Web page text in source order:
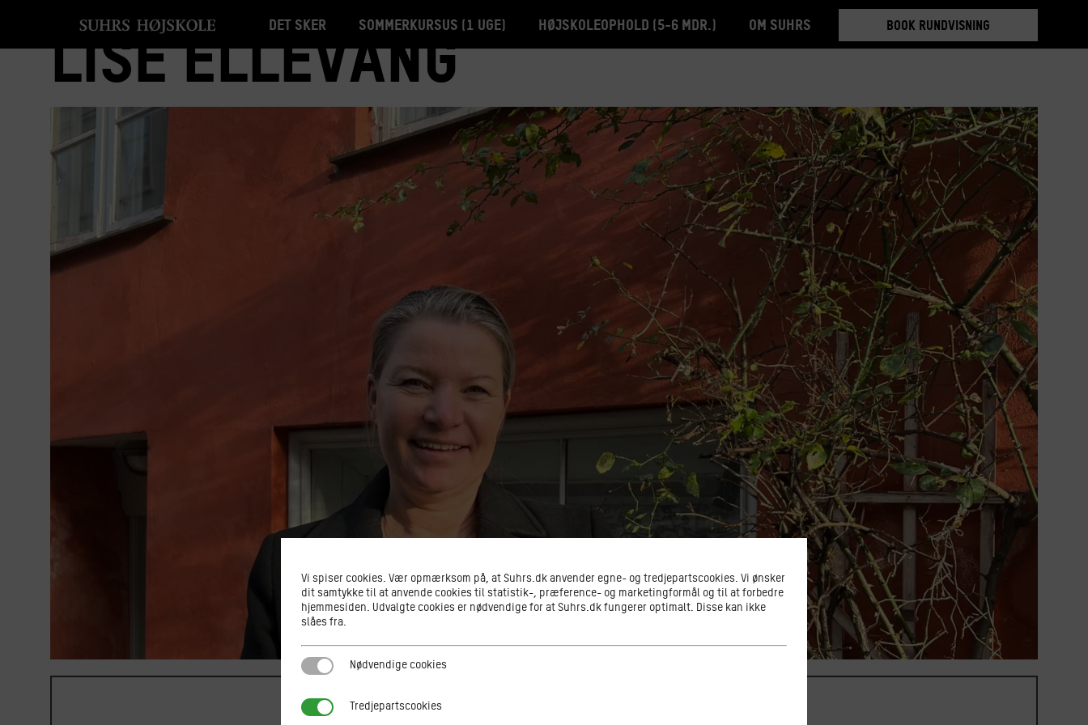
Det sker Sommerkursus (1 uge) Højskoleophold (5-6 mdr.) Om Suhrs
BOOK RUNDVISNING
TILMELD 5-6 MDR.
Lise Ellevang
Vi spiser cookies. Vær opmærksom på, at Suhrs.dk anvender egne- og tredjepartscookies. Vi ønsker
dit samtykke til at anvende cookies til statistik-, præference- og marketingformål og til at forbedre
hjemmesiden. Udvalgte cookies er nødvendige for at Suhrs.dk fungerer optimalt. Disse kan ikke
slåes fra.
Nødvendige cookies
Nødvendige cookies
Tredjepartscookies
Tredjepartscookies